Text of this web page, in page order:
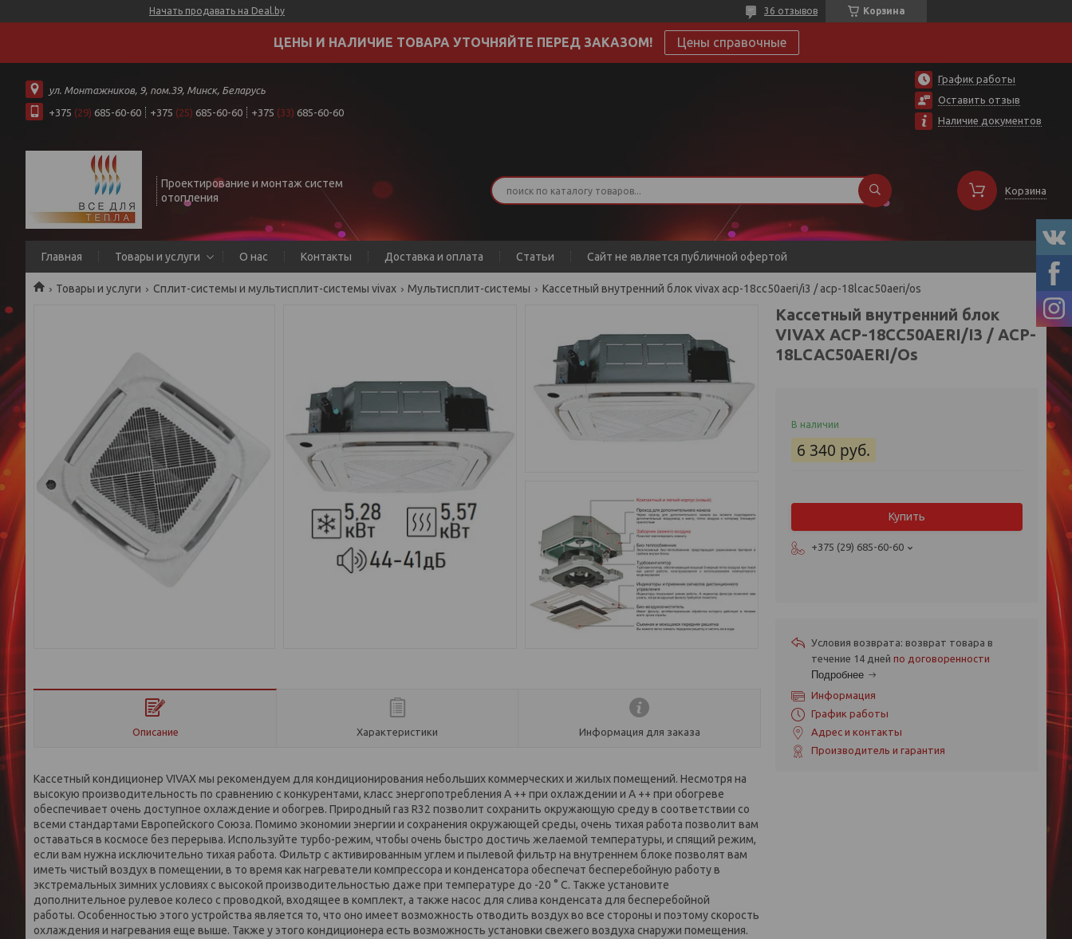
Начать продавать на Deal.by Корзина
36 отзывов
ЦЕНЫ И НАЛИЧИЕ ТОВАРА УТОЧНЯЙТЕ ПЕРЕД ЗАКАЗОМ! Цены справочные
ул. Монтажников, 9, пом.39, Минск, Беларусь
+375 (29) 685-60-60 +375 (25) 685-60-60 +375 (33) 685-60-60
График работы
Оставить отзыв
Наличие документов
Проектирование и монтаж систем
отопления
Корзина
Главная Товары и услуги О нас Контакты Доставка и оплата Статьи Сайт не является публичной офертой
Товары и услуги Сплит-системы и мультисплит-системы vivax Мультисплит-системы Кассетный внутренний блок vivax acp-18cc50aeri/i3 / acp-18lcac50aeri/os
Описание Характеристики Информация для заказа
Кассетный кондиционер VIVAX мы рекомендуем для кондиционирования небольших коммерческих и жилых помещений. Несмотря на
высокую производительность по сравнению с конкурентами, класс энергопотребления A ++ при охлаждении и A ++ при обогреве
обеспечивает очень доступное охлаждение и обогрев. Природный газ R32 позволит сохранить окружающую среду в соответствии со
всеми стандартами Европейского Союза. Помимо экономии энергии и сохранения окружающей среды, очень тихая работа позволит вам
оставаться в космосе без перерыва. Используйте турбо-режим, чтобы очень быстро достичь желаемой температуры, и спящий режим,
если вам нужна исключительно тихая работа. Фильтр с активированным углем и пылевой фильтр на внутреннем блоке позволят вам
иметь чистый воздух в помещении, в то время как нагреватели компрессора и конденсатора обеспечат бесперебойную работу в
экстремальных зимних условиях с высокой производительностью даже при температуре до -20 ° C. Также установите
дополнительное рулевое колесо с проводкой, входящее в комплект, а также насос для слива конденсата для бесперебойной
работы. Особенностью этого устройства является то, что оно имеет возможность отводить воздух во все стороны и поэтому скорость
охлаждения и нагревания еще выше. Также у этого кондиционера есть возможность установки свежего воздуха снаружи помещения.
Кассетный внутренний блок
VIVAX ACP-18CC50AERI/I3 / ACP-
18LCAC50AERI/Os
В наличии
6 340 руб.
Купить
+375 (29) 685-60-60
возврат товара в
течение 14 дней по договоренности
Подробнее
Информация
График работы
Адрес и контакты
Производитель и гарантия